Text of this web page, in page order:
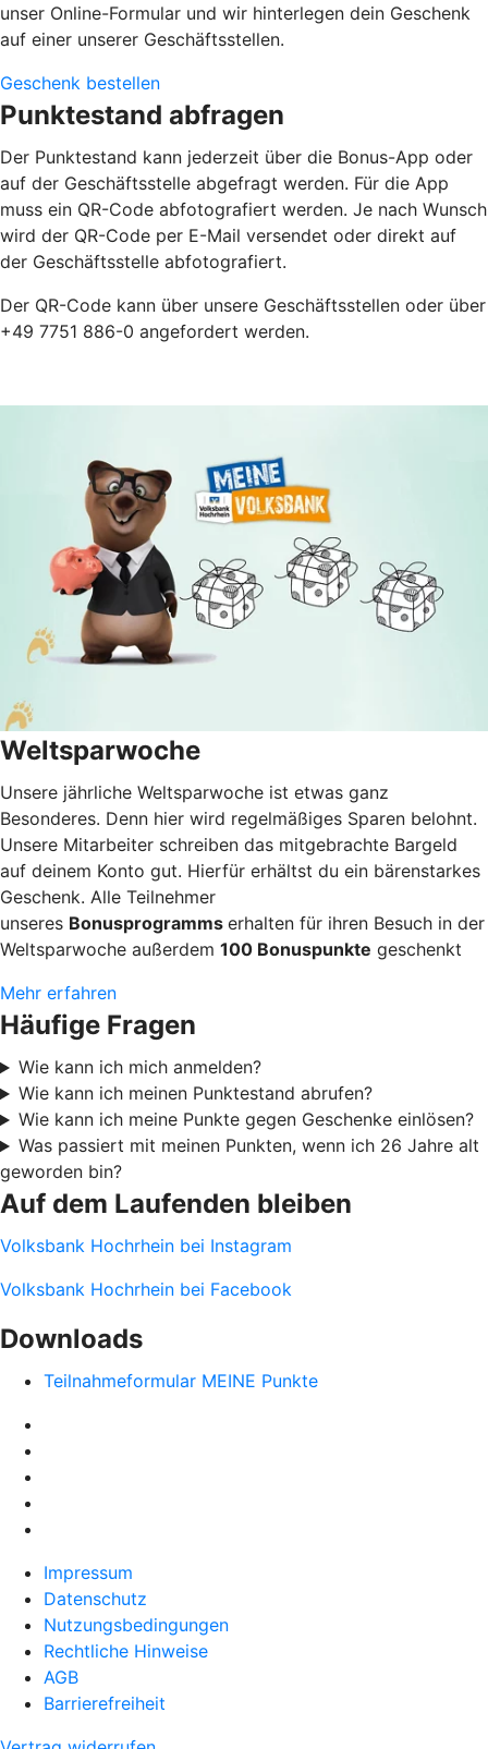
unser Online-Formular und wir hinterlegen dein Geschenk
auf einer unserer Geschäftsstellen.
Geschenk bestellen
Punktestand abfragen
Der Punktestand kann jederzeit über die Bonus-App oder
auf der Geschäftsstelle abgefragt werden. Für die App
muss ein QR-Code abfotografiert werden. Je nach Wunsch
wird der QR-Code per E-Mail versendet oder direkt auf
der Geschäftsstelle abfotografiert.
Der QR-Code kann über unsere Geschäftsstellen oder über
+49 7751 886-0 angefordert werden.
Weltsparwoche
Unsere jährliche Weltsparwoche ist etwas ganz
Besonderes. Denn hier wird regelmäßiges Sparen belohnt.
Unsere Mitarbeiter schreiben das mitgebrachte Bargeld
auf deinem Konto gut. Hierfür erhältst du ein bärenstarkes
Geschenk. Alle Teilnehmer
unseres Bonusprogramms erhalten für ihren Besuch in der
Weltsparwoche außerdem 100 Bonuspunkte geschenkt
Mehr erfahren
Häufige Fragen
Wie kann ich mich anmelden?
Wie kann ich meinen Punktestand abrufen?
Wie kann ich meine Punkte gegen Geschenke einlösen?
Was passiert mit meinen Punkten, wenn ich 26 Jahre alt
geworden bin?
Auf dem Laufenden bleiben
Volksbank Hochrhein bei Instagram
Volksbank Hochrhein bei Facebook
Downloads
Teilnahmeformular MEINE Punkte
Impressum
Datenschutz
Nutzungsbedingungen
Rechtliche Hinweise
AGB
Barrierefreiheit